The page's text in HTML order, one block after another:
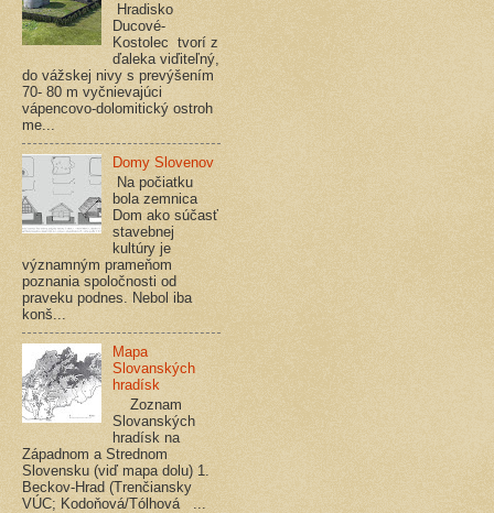
Hradisko
Ducové-
Kostolec tvorí z
ďaleka viďiteľný,
do vážskej nivy s prevýšením
70- 80 m vyčnievajúci
vápencovo-dolomitický ostroh
me...
Domy Slovenov
Na počiatku
bola zemnica
Dom ako súčasť
stavebnej
kultúry je
významným prameňom
poznania spoločnosti od
praveku podnes. Nebol iba
konš...
Mapa
Slovanských
hradísk
Zoznam
Slovanských
hradísk na
Západnom a Strednom
Slovensku (viď mapa dolu) 1.
Beckov-Hrad (Trenčiansky
VÚC; Kodoňová/Tólhová ...